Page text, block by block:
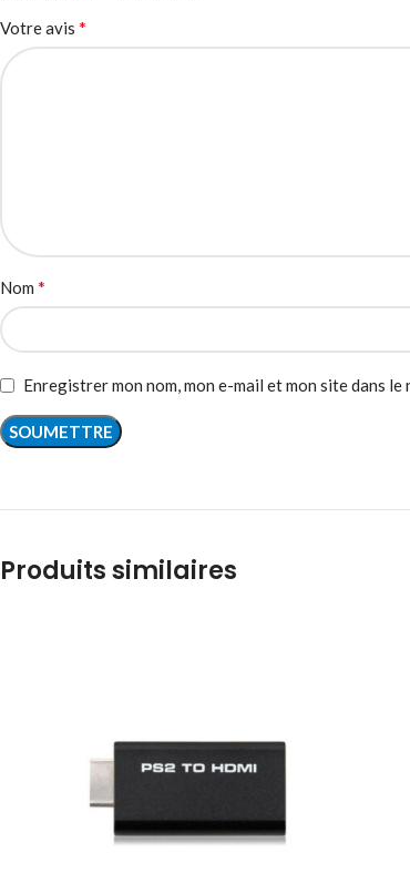
Votre avis *
Nom *
Enregistrer mon nom, mon e-mail et mon site dans
Produits similaires